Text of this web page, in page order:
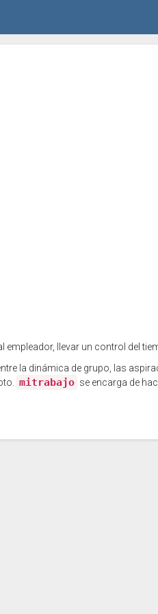
llevar un control del
la dinámica de grupo, las
mitrabajo se encarga de